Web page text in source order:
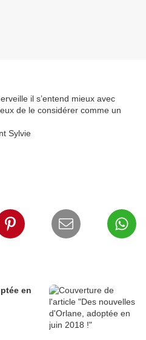
il s’entend mieux avec
de le considérer comme un
Sylvie
en